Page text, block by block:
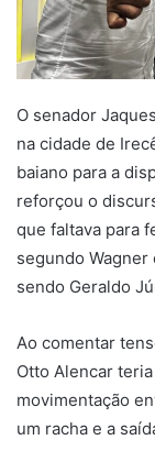
O senador
na cidade de
baiano para a
reforçou o
que faltava para
segundo
sendo Geraldo
Ao comentar
Otto Alencar
movimentação
um racha e a